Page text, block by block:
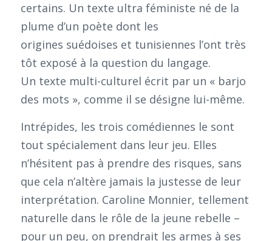
certains. Un texte ultra féministe né de la
plume d’un poète dont les
origines suédoises et tunisiennes l’ont très
tôt exposé à la question du langage.
Un texte multi-culturel écrit par un « barjo
des mots », comme il se désigne lui-même.
Intrépides, les trois comédiennes le sont
tout spécialement dans leur jeu. Elles
n’hésitent pas à prendre des risques, sans
que cela n’altère jamais la justesse de leur
interprétation. Caroline Monnier, tellement
naturelle dans le rôle de la jeune rebelle –
pour un peu, on prendrait les armes à ses